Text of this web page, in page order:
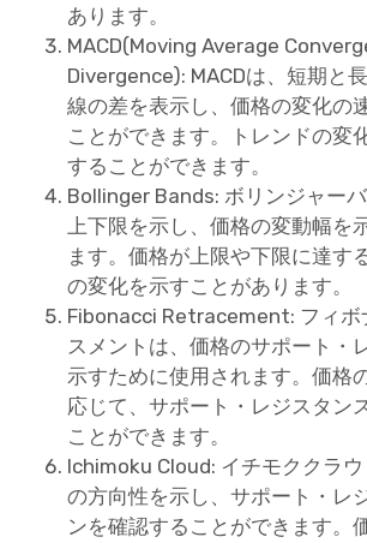
あります。
MACD(Moving Average
Divergence): MACDは、短期と
線の差を表示し、価格の変化の
ことができます。トレンドの変
することができます。
Bollinger Bands: ボリンジャー
上下限を示し、価格の変動幅を
ます。価格が上限や下限に達す
の変化を示すことがあります。
Fibonacci Retracement: フィボ
スメントは、価格のサポート・
示すために使用されます。価格
応じて、サポート・レジスタン
ことができます。
Ichimoku Cloud: イチモククラ
の方向性を示し、サポート・レ
ンを確認することができます。